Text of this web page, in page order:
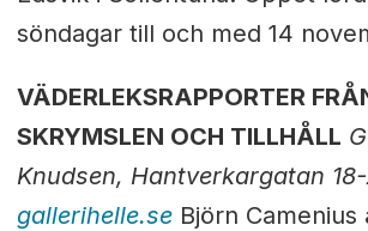
söndagar till och med 14
VÄDERLEKSRAPPORTER
SKRYMSLEN OCH TILLHÅLL
Knudsen, Hantverkargatan
gallerihelle.seBjörn Camenius